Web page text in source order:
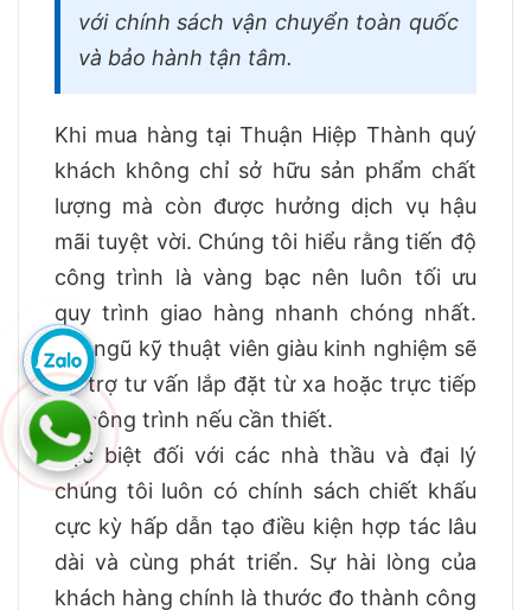
với chính sách vận chuyển toàn quốc
và bảo hành tận tâm.
Khi mua hàng tại Thuận Hiệp Thành quý
khách không chỉ sở hữu sản phẩm chất
lượng mà còn được hưởng dịch vụ hậu
mãi tuyệt vời. Chúng tôi hiểu rằng tiến độ
công trình là vàng bạc nên luôn tối ưu
quy trình giao hàng nhanh chóng nhất.
Đội ngũ kỹ thuật viên giàu kinh nghiệm sẽ
hỗ trợ tư vấn lắp đặt từ xa hoặc trực tiếp
tại công trình nếu cần thiết.
Đặc biệt đối với các nhà thầu và đại lý
chúng tôi luôn có chính sách chiết khấu
cực kỳ hấp dẫn tạo điều kiện hợp tác lâu
dài và cùng phát triển. Sự hài lòng của
khách hàng chính là thước đo thành công